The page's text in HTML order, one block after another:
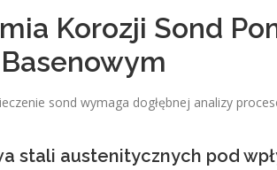
Korozji Sond
sond wymaga dogłębnej analizy
stali austenitycznych pod